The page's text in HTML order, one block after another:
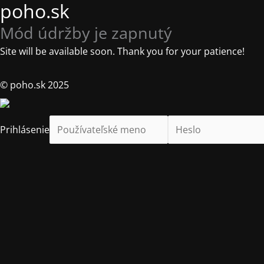
poho.sk
Mód údržby je zapnutý
Site will be available soon. Thank you for your patience!
© poho.sk 2025
Prihlásenie